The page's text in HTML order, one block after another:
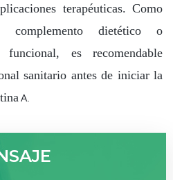
terapéuticas. Como
complemento dietético o
funcional, es recomendable
sanitario antes de iniciar la
A.